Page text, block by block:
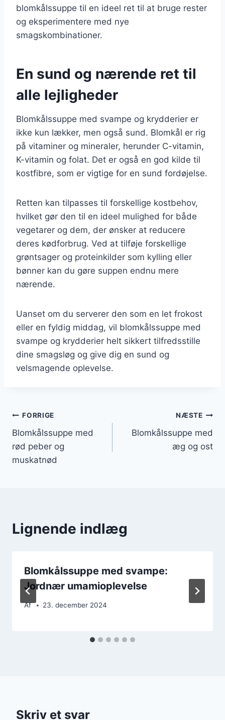
blomkålssuppe til en ideel ret til at bruge rester
og eksperimentere med nye
smagskombinationer.
En sund og nærende ret til
alle lejligheder
Blomkålssuppe med svampe og krydderier er
ikke kun lækker, men også sund. Blomkål er rig
på vitaminer og mineraler, herunder C-vitamin,
K-vitamin og folat. Det er også en god kilde til
kostfibre, som er vigtige for en sund fordøjelse.
Retten kan tilpasses til forskellige kostbehov,
hvilket gør den til en ideel mulighed for både
vegetarer og dem, der ønsker at reducere
deres kødforbrug. Ved at tilføje forskellige
grøntsager og proteinkilder som kylling eller
bønner kan du gøre suppen endnu mere
nærende.
Uanset om du serverer den som en let frokost
eller en fyldig middag, vil blomkålssuppe med
svampe og krydderier helt sikkert tilfredsstille
dine smagsløg og give dig en sund og
velsmagende oplevelse.
Indlægsnavigation
FORRIGE
Blomkålssuppe med
rød peber og
muskatnød
NÆSTE
Blomkålssuppe med
æg og ost
Lignende indlæg
Blomkålssuppe med svampe:
Jordnær umamioplevelse
Af 23. december 2024
Skriv et svar